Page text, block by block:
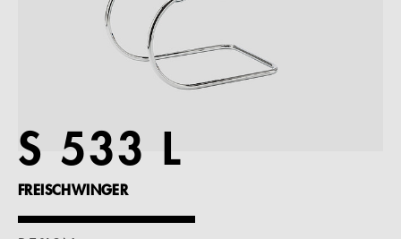
Magazin
Referenzen
S 533 L
FREISCHWINGER